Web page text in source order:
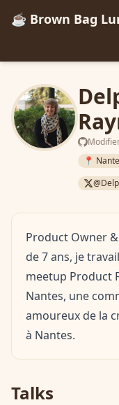
☕ Brown Bag
📍
Product Owner
de 7 ans, je
meetup Product
Nantes, une
amoureux de la
à Nantes.
Talks